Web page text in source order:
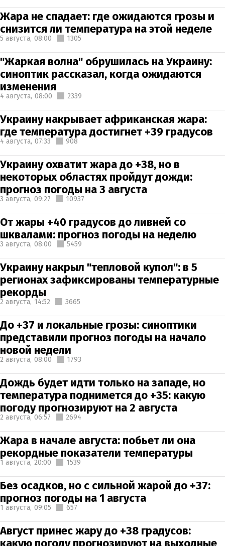
Жара не спадает: где ожидаются грозы и
снизится ли температура на этой неделе
5 августа, 08:00 1305
"Жаркая волна" обрушилась на Украину:
синоптик рассказал, когда ожидаются
изменения
4 августа, 08:00 2339
Украину накрывает африканская жара:
где температура достигнет +39 градусов
4 августа, 07:33 908
Украину охватит жара до +38, но в
некоторых областях пройдут дожди:
прогноз погоды на 3 августа
3 августа, 09:27 10937
От жары +40 градусов до ливней со
шквалами: прогноз погоды на неделю
3 августа, 08:00 5459
Украину накрыл "тепловой купол": в 5
регионах зафиксированы температурные
рекорды
2 августа, 14:52 3665
До +37 и локальные грозы: синоптики
представили прогноз погоды на начало
новой недели
2 августа, 08:00 1793
Дождь будет идти только на западе, но
температура поднимется до +35: какую
погоду прогнозируют на 2 августа
2 августа, 06:57 2694
Жара в начале августа: побьет ли она
рекордные показатели температуры
1 августа, 20:00 1539
Без осадков, но с сильной жарой до +37:
прогноз погоды на 1 августа
1 августа, 09:05 657
Август принес жару до +38 градусов:
какую погоду прогнозируют на выходные